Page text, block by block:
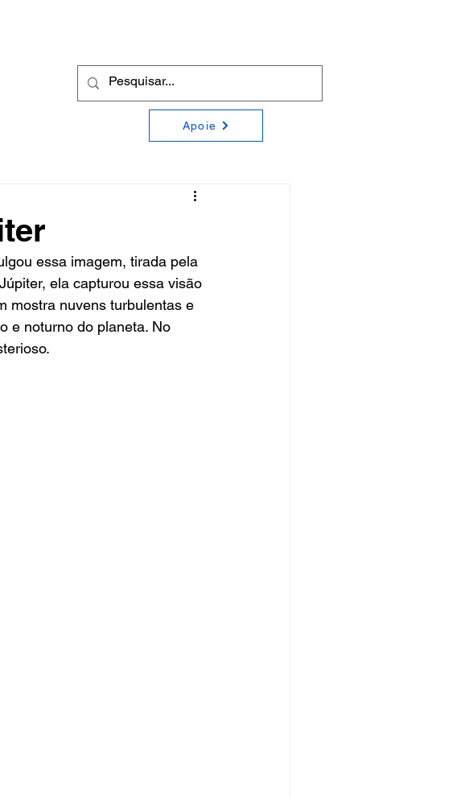
Apoie
essa imagem, tirada pela
ela capturou essa visão
mostra nuvens turbulentas e
e noturno do planeta. No